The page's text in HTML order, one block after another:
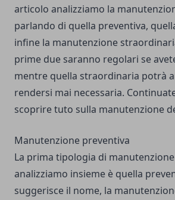
articolo analizziamo la
parlando di quella preventiva,
infine la manutenzione
prime due saranno regolari se
mentre quella straordinaria potrà
rendersi mai necessaria.
scoprire tuto sulla manutenzione
Manutenzione preventiva
La prima tipologia di
analizziamo insieme è quella
suggerisce il nome, la